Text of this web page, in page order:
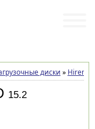
диски » Hirens
15.2